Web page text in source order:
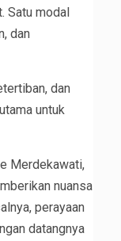
Satu modal
dan
dan
untuk
Merdekawati,
nuansa
perayaan
datangnya